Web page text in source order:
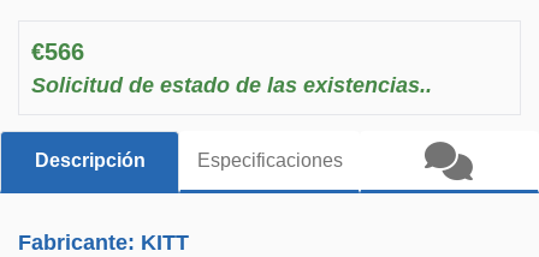
€566
Solicitud de estado de las existencias..
Descripción Especificaciones
Fabricante: KITT